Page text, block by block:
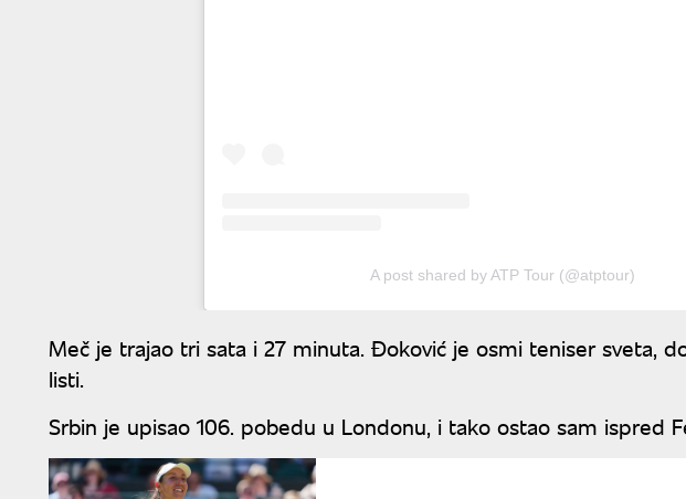
A post shared by ATP Tour (@atptour)
Meč je trajao tri sata i 27 minuta. Đoković je osmi teniser sveta,
listi.
Srbin je upisao 106. pobedu u Londonu, i tako ostao sam ispred